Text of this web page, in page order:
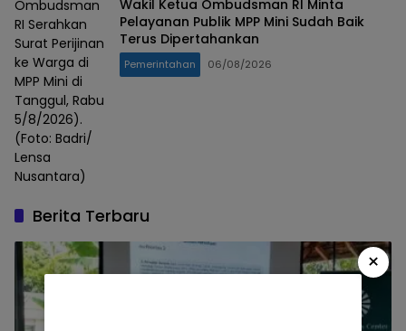
Ombudsman
RI Serahkan
Surat Perijinan
ke Warga di
MPP Mini di
Tanggul, Rabu
5/8/2026).
(Foto: Badri/
Lensa
Nusantara)
Wakil Ketua Ombudsman RI Minta
Pelayanan Publik MPP Mini Sudah Baik
Terus Dipertahankan
Pemerintahan 06/08/2026
Berita Terbaru
×